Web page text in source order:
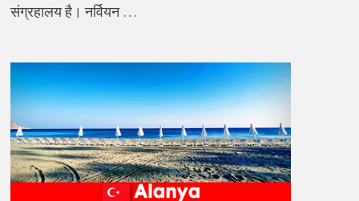
संग्रहालय है। नर्वियन …